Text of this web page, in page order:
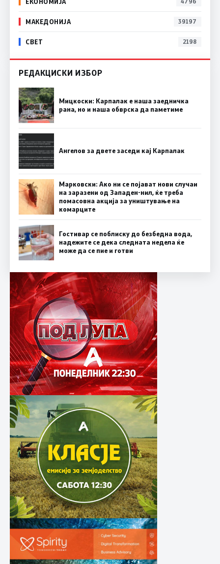
МАКЕДОНИЈА 39197
СВЕТ 2198
РЕДАКЦИСКИ ИЗБОР
Мицкоски: Карпалак е наша заедничка
рана, но и наша обврска да паметиме
Ангелов за двете заседи кај Карпалак
Марковски: Ако ни се појават нови случаи
на заразени од Западен-нил, ќе треба
помасовна акција за уништување на
комарците
Гостивар се поблиску до безбедна вода,
надежите се дека следната недела ќе
може да се пие и готви